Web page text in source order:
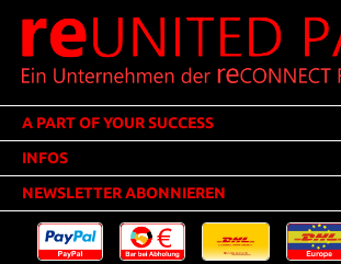
A PART OF YOUR SUCCESS
INFOS
NEWSLETTER ABONNIEREN